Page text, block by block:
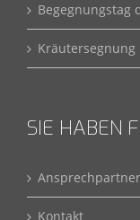
Begegnungstag
SIE HABEN
Ansprechpartner
Kontakt